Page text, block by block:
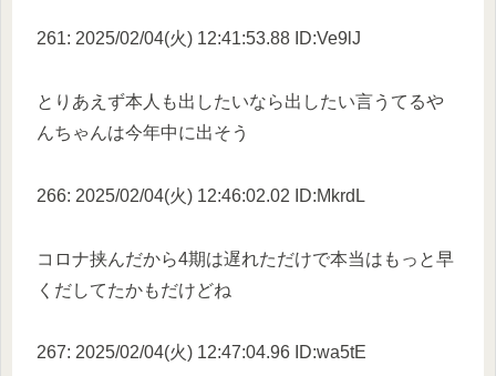
261: 2025/02/04(火) 12:41:53.88 ID:Ve9lJ
とりあえず本人も出したいなら出したい言うてるや
んちゃんは今年中に出そう
266: 2025/02/04(火) 12:46:02.02 ID:MkrdL
コロナ挟んだから4期は遅れただけで本当はもっと早
くだしてたかもだけどね
267: 2025/02/04(火) 12:47:04.96 ID:wa5tE